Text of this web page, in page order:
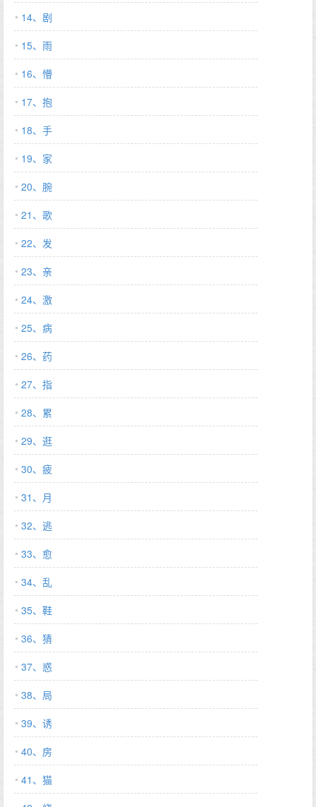
的，只敢拉着她衣角嗫嚅道：是真的忘了吗？ 大型看门犬1 公司庆
功宴，她又喝大了，领导开车送她回家。 被扶着走到住宅楼下，她
跌跌撞撞钥匙都握不住。 屋子门自动开了，黑影一晃扯了她进去，
掐着手腕，把她又抵回门上，一双黯淡失控的眸子盯着她，薄唇吐
出危险的话语： 梨子，酒好喝吗？ *姐弟恋，三岁年龄差…
14、剧
15、雨
16、懵
17、抱
18、手
19、家
20、腕
21、歌
22、发
23、亲
24、激
25、病
26、药
27、指
28、累
29、逛
30、疲
31、月
32、逃
33、愈
34、乱
35、鞋
36、猜
37、惑
38、局
39、诱
40、房
41、猫